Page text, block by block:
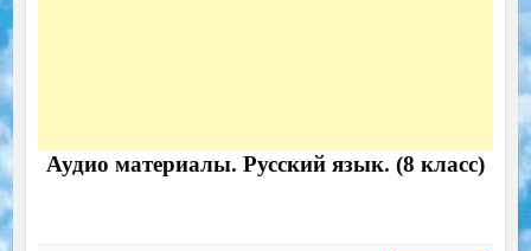
Аудио материалы. Русский язык. (8 класс)